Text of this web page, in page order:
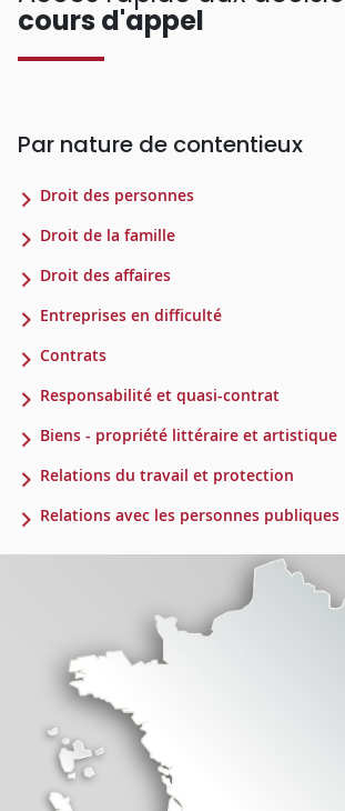
cours d'appel
Par nature de contentieux
Droit des personnes
Droit de la famille
Droit des affaires
Entreprises en difficulté
Contrats
Responsabilité et quasi-contrat
Biens - propriété littéraire et artistique
Relations du travail et protection
Relations avec les personnes publiques